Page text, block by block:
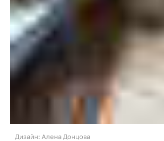
Дизайн: Алена Донцова